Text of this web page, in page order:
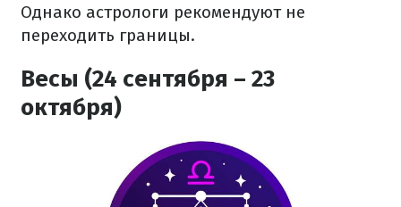
Однако астрологи рекомендуют не
переходить границы.
Весы (24 сентября – 23
октября)